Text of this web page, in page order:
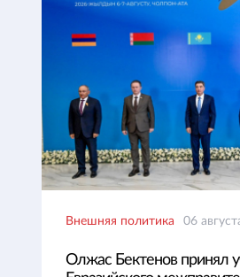
Внешняя политика 06
Олжас Бектенов принял